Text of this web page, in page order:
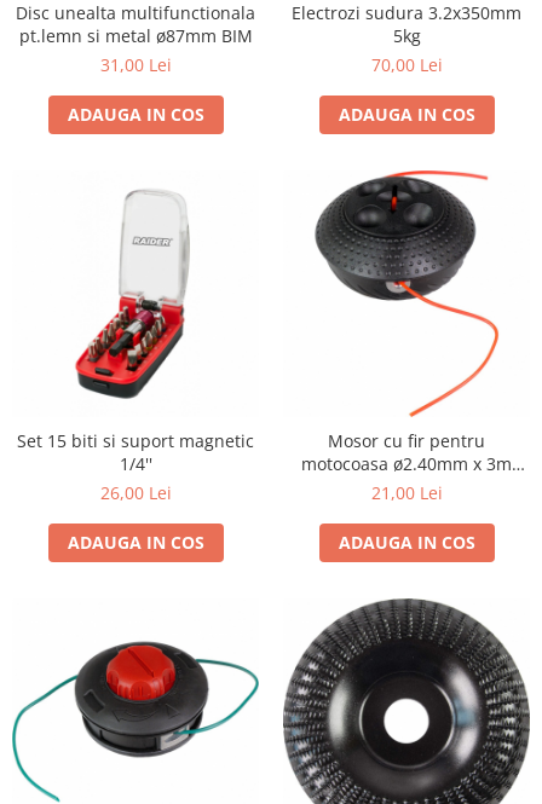
Disc unealta multifunctionala
pt.lemn si metal ø87mm BIM
31,00 Lei
ADAUGA IN COS
Electrozi sudura 3.2х350mm
5kg
70,00 Lei
ADAUGA IN COS
Set 15 biti si suport magnetic
1/4''
26,00 Lei
ADAUGA IN COS
Mosor cu fir pentru
motocoasa ø2.40mm x 3m
M10 PA
21,00 Lei
ADAUGA IN COS